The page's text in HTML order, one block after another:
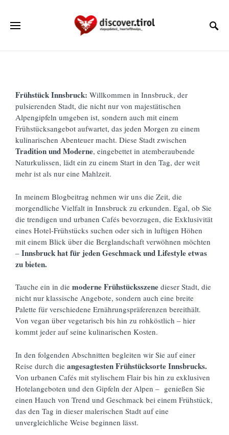
Frühstück Innsbruck: Willkommen in Innsbruck, der
pulsierenden Stadt, die nicht nur von majestätischen
Alpengipfeln umgeben ist, sondern auch mit einem
Frühstücksangebot aufwartet, das jeden Morgen zu einem
kulinarischen Abenteuer macht. Diese Stadt zwischen
Tradition und Moderne, eingebettet in atemberaubende
Naturkulissen, lädt ein zu einem Start in den Tag, der weit
mehr ist als nur eine Mahlzeit.
In meinem Blogbeitrag nehmen wir uns die Zeit, die
morgendliche Vielfalt in Innsbruck zu erkunden. Egal, ob Sie
die trendigen und urbanen Cafés bevorzugen, die Exklusivität
eines Hotel-Frühstücks suchen oder sich in luftigen Höhen
mit einem Blick über die Berglandschaft verwöhnen möchten
– Innsbruck hat für jeden Geschmack und Lifestyle etwas
zu bieten.
Tauche ein in die moderne Frühstücksszene dieser Stadt, die
nicht nur klassische Angebote, sondern auch eine breite
Palette für verschiedene Ernährungspräferenzen bereithält.
Von vegan über vegetarisch bis hin zu rohköstlich – hier
kommt jeder auf seine kulinarischen Kosten.
In den folgenden Abschnitten begleiten wir Sie auf einer
Reise durch die angesagtesten Frühstücksorte Innsbrucks.
Von urbanen Cafés mit stylischem Flair bis hin zu exklusiven
Hotelangeboten und den Gipfeln der Alpen – genießen Sie
einen Hauch von Trend und Geschmack bei einem Frühstück,
das den Tag in dieser malerischen Stadt auf eine
unvergleichliche Weise beginnen lässt.